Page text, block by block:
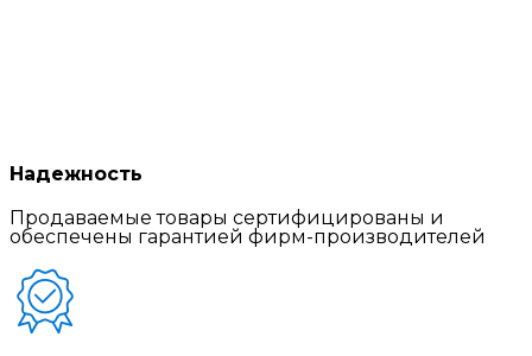
Надежность
Продаваемые товары сертифицированы и
обеспечены гарантией фирм-производителей